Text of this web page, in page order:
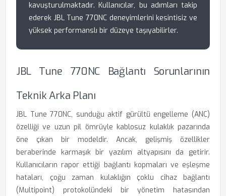
kavuşturulmaktadır. Kullanıcılar, bu adımları takip
ederek JBL Tune 770NC deneyimlerini kesintisiz ve
yüksek performanslı bir düzeye taşıyabilirler.
JBL Tune 770NC Bağlantı Sorunlarının
Teknik Arka Planı
JBL Tune 770NC, sunduğu aktif gürültü engelleme (ANC)
özelliği ve uzun pil ömrüyle kablosuz kulaklık pazarında
öne çıkan bir modeldir. Ancak, gelişmiş özellikler
beraberinde karmaşık bir yazılım altyapısını da getirir.
Kullanıcıların rapor ettiği bağlantı kopmaları ve eşleşme
hataları, çoğu zaman kulaklığın çoklu cihaz bağlantı
(Multipoint) protokolündeki bir yönetim hatasından